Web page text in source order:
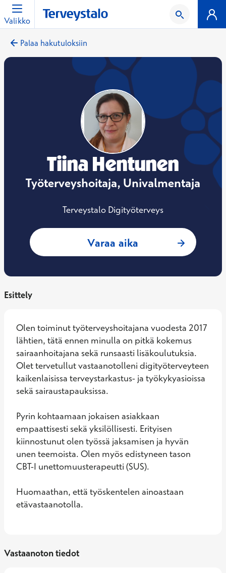
Valikko
Palaa hakutuloksiin
Tiina Hentunen
Työterveyshoitaja, Univalmentaja
Terveystalo Digityöterveys
Varaa aika : Tiina
Esittely
Olen toiminut työterveyshoitajana vuodesta 2017
lähtien, tätä ennen minulla on pitkä kokemus
sairaanhoitajana sekä runsaasti lisäkoulutuksia.
Olet tervetullut vastaanotolleni digityöterveyteen
kaikenlaisissa terveystarkastus- ja työkykyasioissa
sekä sairaustapauksissa.
Pyrin kohtaamaan jokaisen asiakkaan
empaattisesti sekä yksilöllisesti. Erityisen
kiinnostunut olen työssä jaksamisen ja hyvän
unen teemoista. Olen myös edistyneen tason
CBT-I unettomuusterapeutti (SUS).
Huomaathan, että työskentelen ainoastaan
etävastaanotolla.
Vastaanoton tiedot